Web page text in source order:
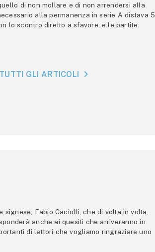
di non mollare e di non arrendersi alla
alla permanenza in serie A distava 5
lo scontro diretto a sfavore, e le partite
GLI ARTICOLI
Fabio Caciolli, che di volta in volta,
anche ai quesiti che arriveranno in
di lettori che vogliamo ringraziare uno